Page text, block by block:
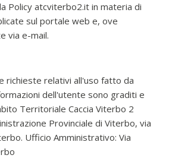
Policy atcviterbo2.it in materia di
sul portale web e, ove
via e-mail.
richieste relativi all'uso fatto da
dell'utente sono graditi e
Territoriale Caccia Viterbo 2
Provinciale di Viterbo, via
Ufficio Amministrativo: Via